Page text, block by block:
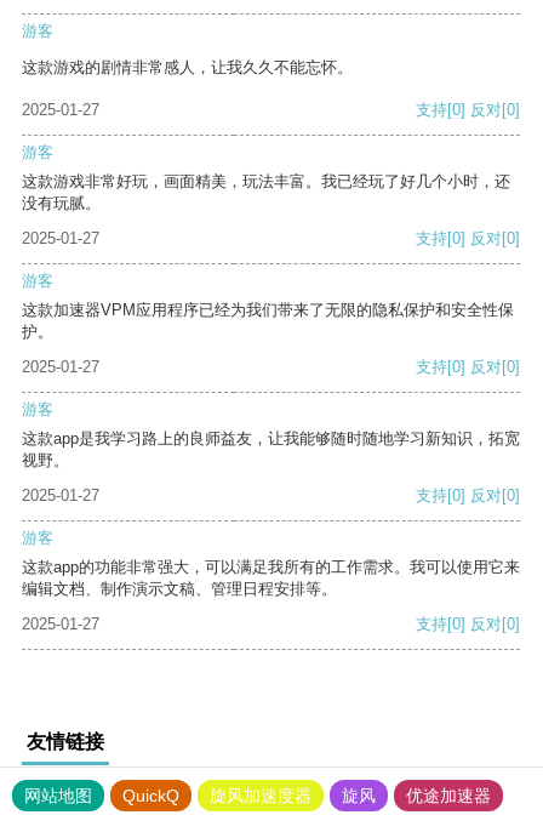
游客
这款游戏的剧情非常感人，让我久久不能忘怀。
2025-01-27 支持[0] 反对[0]
游客
这款游戏非常好玩，画面精美，玩法丰富。我已经玩了好几个小时，还
没有玩腻。
2025-01-27
支持[0] 反对[0]
游客
这款加速器VPM应用程序已经为我们带来了无限的隐私保护和安全性保
护。
2025-01-27
支持[0] 反对[0]
游客
这款app是我学习路上的良师益友，让我能够随时随地学习新知识，拓宽
视野。
2025-01-27
支持[0] 反对[0]
游客
这款app的功能非常强大，可以满足我所有的工作需求。我可以使用它来
编辑文档、制作演示文稿、管理日程安排等。
2025-01-27
支持[0] 反对[0]
友情链接
网站地图 QuickQ 旋风加速度器 旋风 优途加速器